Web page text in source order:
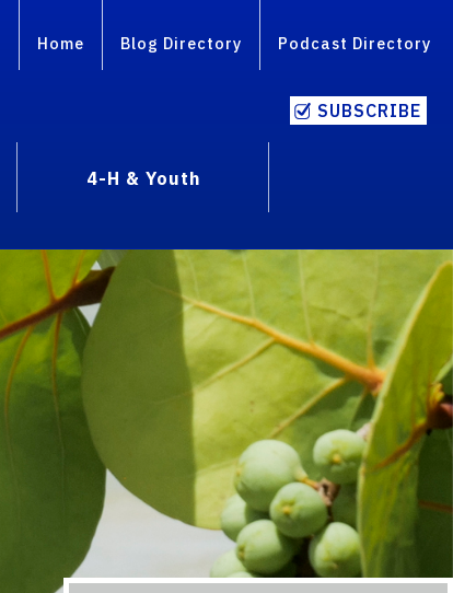
Home Blog Directory Podcast Directory
SUBSCRIBE
4-H & Youth